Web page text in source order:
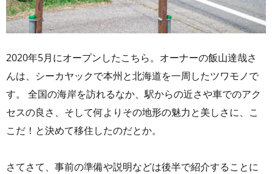
2020年5月にオープンしたこちら。オーナーの飯山達哉さ
んは、シーカヤックで本州と北海道を一周したツワモノで
す。 全国の海岸を訪れるなか、駅からの近さや車でのアク
セスの良さ、そして何よりその地形の魅力と美しさに、こ
こだ！と決めて移住したのだとか。
さてさて、事前の準備や説明などは後半で紹介することに